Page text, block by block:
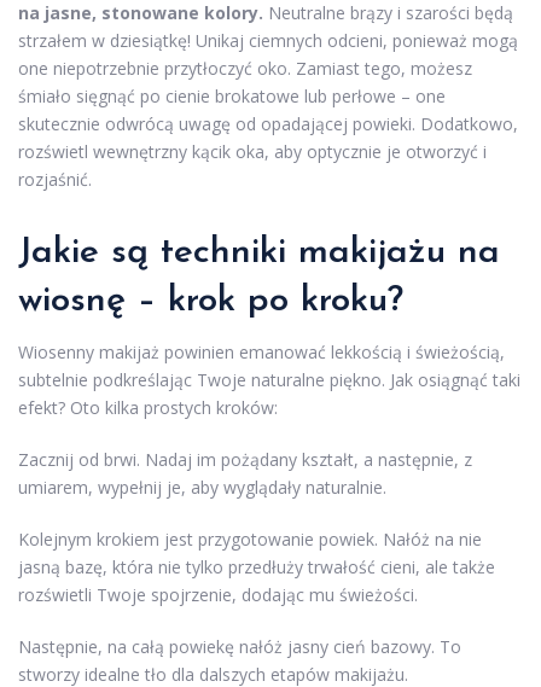
na jasne, stonowane kolory. Neutralne brązy i szarości będą
strzałem w dziesiątkę! Unikaj ciemnych odcieni, ponieważ mogą
one niepotrzebnie przytłoczyć oko. Zamiast tego, możesz
śmiało sięgnąć po cienie brokatowe lub perłowe – one
skutecznie odwrócą uwagę od opadającej powieki. Dodatkowo,
rozświetl wewnętrzny kącik oka, aby optycznie je otworzyć i
rozjaśnić.
Jakie są techniki makijażu na
wiosnę – krok po kroku?
Wiosenny makijaż powinien emanować lekkością i świeżością,
subtelnie podkreślając Twoje naturalne piękno. Jak osiągnąć taki
efekt? Oto kilka prostych kroków:
Zacznij od brwi. Nadaj im pożądany kształt, a następnie, z
umiarem, wypełnij je, aby wyglądały naturalnie.
Kolejnym krokiem jest przygotowanie powiek. Nałóż na nie
jasną bazę, która nie tylko przedłuży trwałość cieni, ale także
rozświetli Twoje spojrzenie, dodając mu świeżości.
Następnie, na całą powiekę nałóż jasny cień bazowy. To
stworzy idealne tło dla dalszych etapów makijażu.